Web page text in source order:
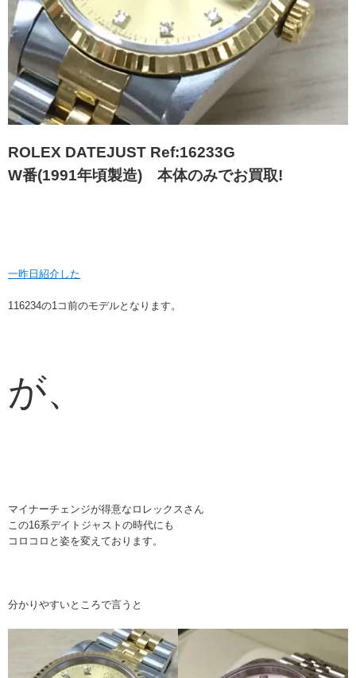
ROLEX DATEJUST Ref:16233G
W番(1991年頃製造) 本体のみでお買取!
一昨日紹介した
116234の1コ前のモデルとなります。
が、
マイナーチェンジが得意なロレックスさん
この16系デイトジャストの時代にも
コロコロと姿を変えております。
分かりやすいところで言うと